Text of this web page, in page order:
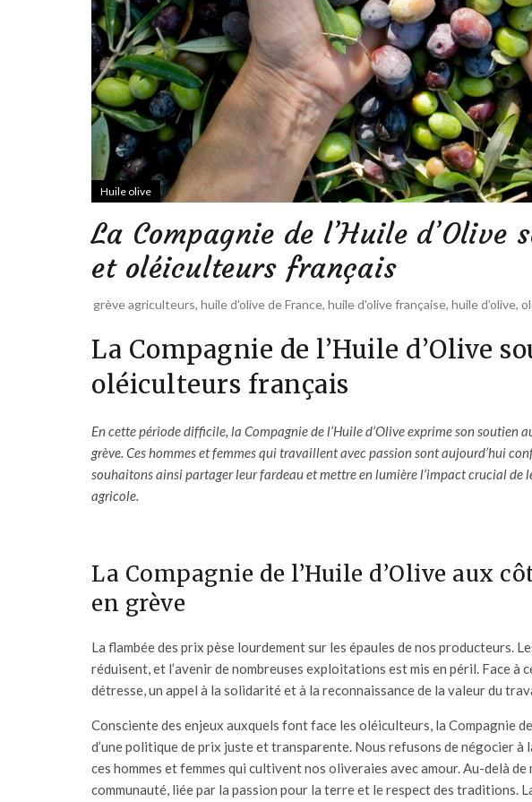
Huile olive
La Compagnie de l’Huile
et oléiculteurs français
grève agriculteurs, huile d'olive de France, huile d'olive française, huile d’olive,
La Compagnie de l’Huile d’Olive
oléiculteurs français
En cette période difficile, la Compagnie de l’Huile d’Olive exprime son
grève. Ces hommes et femmes qui travaillent avec passion sont aujourd’hui
souhaitons ainsi partager leur fardeau et mettre en lumière l’impact crucial
agricole.
La Compagnie de l’Huile d’Olive aux
en grève
La flambée des prix pèse lourdement sur les épaules de nos producteurs.
réduisent, et l’avenir de nombreuses exploitations est mis en péril. Face à
détresse, un appel à la solidarité et à la reconnaissance de la valeur du
Consciente des enjeux auxquels font face les oléiculteurs, la Compagnie
d’une politique de prix juste et transparente. Nous refusons de négocier
ces hommes et femmes qui cultivent nos oliveraies avec amour. Au-delà
communauté, liée par la passion pour la terre et le respect des traditions.